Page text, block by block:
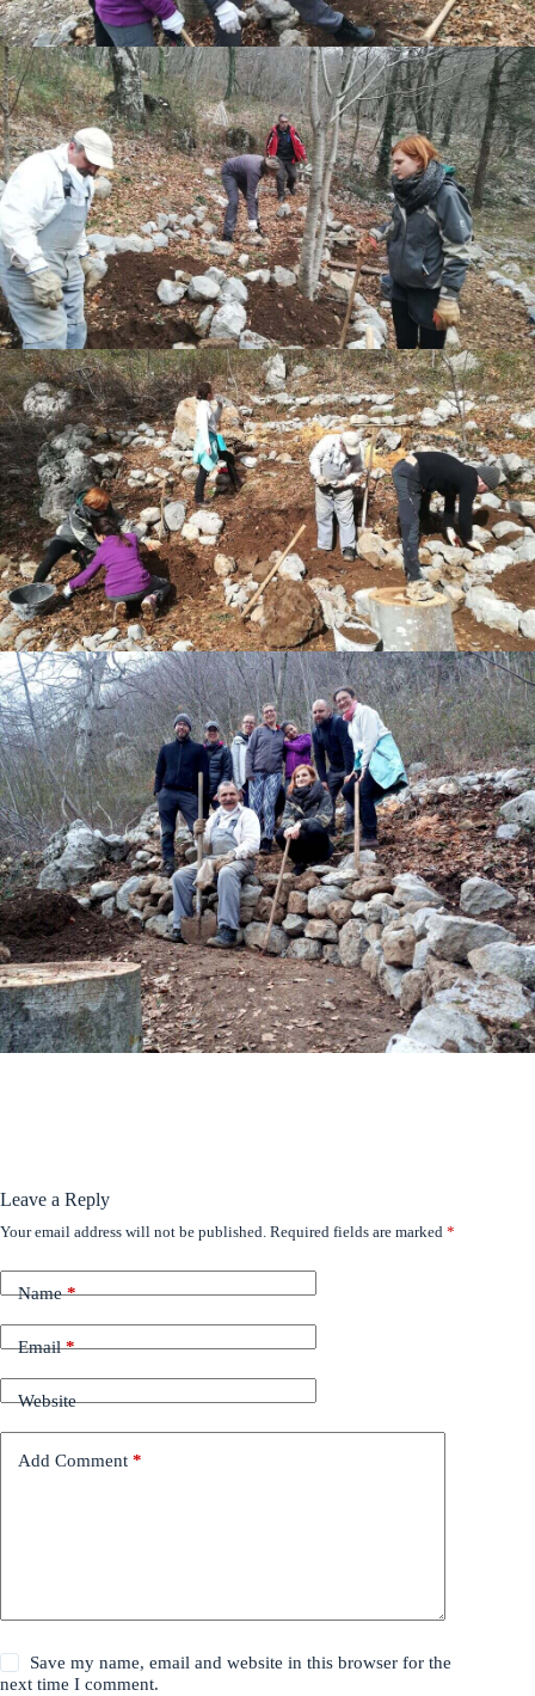
Leave a Reply
Your email address will not be published. Required fields are marked *
Name*
Email*
Website
Add Comment *
Save my name, email and website in this browser for the
next time I comment.